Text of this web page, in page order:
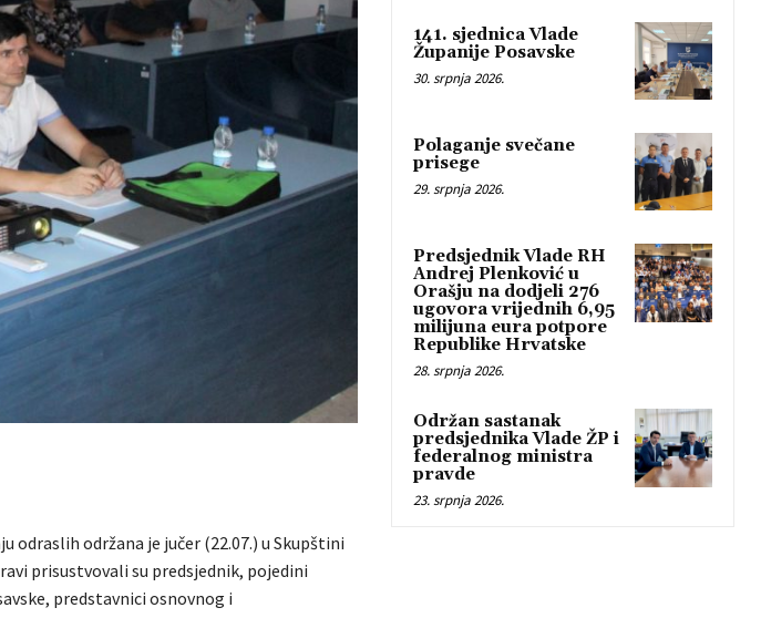
odraslih održana je jučer (22.07.) u Skupštini
prisustvovali su predsjednik, pojedini
predstavnici osnovnog i
141. sjednica Vlade
Županije Posavske
30. srpnja 2026.
Polaganje svečane
prisege
29. srpnja 2026.
Predsjednik Vlade RH
Andrej Plenković u
Orašju na dodjeli 276
ugovora vrijednih 6,95
milijuna eura potpore
Republike Hrvatske
28. srpnja 2026.
Održan sastanak
predsjednika Vlade ŽP i
federalnog ministra
pravde
23. srpnja 2026.